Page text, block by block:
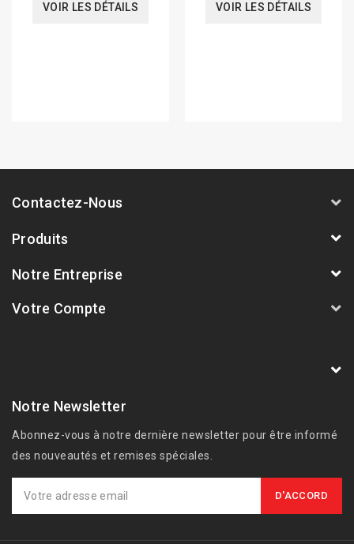
VOIR LES DÉTAILS VOIR LES DÉTAILS
Contactez-Nous
Produits
Notre Entreprise
Votre Compte
Notre Newsletter
Abonnez-vous à notre dernière newsletter pour être informé
des nouveautés et remises spéciales.